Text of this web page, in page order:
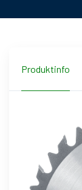
Produktinfo